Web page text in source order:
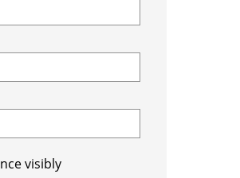
visibly